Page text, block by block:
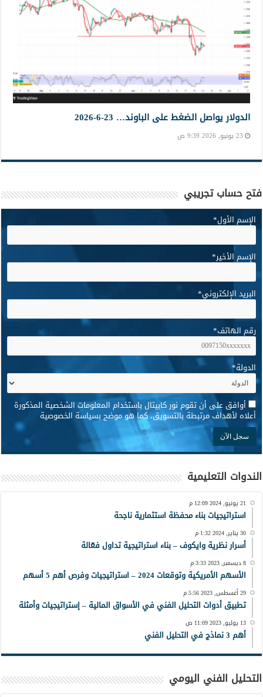
الدولار يواصل الضغط على الباوند… 23-6-2026
23 يونيو, 2026 9:39 ص
فتح حساب تجريبي
الإسم الأول*
الإسم الأخير*
البريد الإلكتروني*
رقم الهاتف*
الدولة*
* أوافق على أن تقوم نور كابيتال باستخدام المعلومات الشخصية المذكورة
أعلاه لأهداف مرتبطة بالتسويق، كما هو موضح بسياسة الخصوصية
الندوات التعليمية
21 يونيو, 2024 12:09 م
استراتيجيات بناء محفظة استثمارية ناجحة
30 يناير, 2024 1:32 م
أسرار نظرية وايكوف – بناء استراتيجية تداول فعّالة
8 ديسمبر, 2023 3:33 م
الأسهم الأمريكية وتوقعات 2024 – استراتيجيات وفرص أهم 5 أسهم
29 أغسطس, 2023 5:56 م
تطبيق أدوات التحليل الفني في الأسواق المالية – إستراتيجيات وأمثلة
13 يوليو, 2023 11:09 ص
أهم 3 نماذج في التحليل الفني
التحليل الفني اليومي